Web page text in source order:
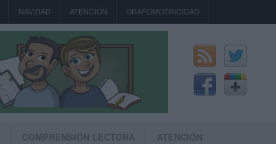
NAVIDAD ATENCIÓN GRAFOMOTRICIDAD
COMPRENSIÓN LECTORA ATENCIÓN